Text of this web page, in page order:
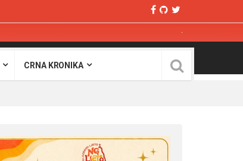
CRNA KRONIKA